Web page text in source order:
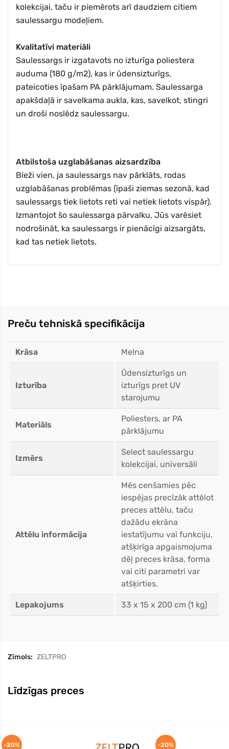
kolekcijai, taču ir piemērots arī daudziem citiem
saulessargu modeļiem.
Kvalitatīvi materiāli
Saulessargs ir izgatavots no izturīga poliestera
auduma (180 g/m2), kas ir ūdensizturīgs,
pateicoties īpašam PA pārklājumam. Saulessarga
apakšdaļā ir savelkama aukla, kas, savelkot, stingri
un droši noslēdz saulessargu.
Atbilstoša uzglabāšanas aizsardzība
Bieži vien, ja saulessargs nav pārklāts, rodas
uzglabāšanas problēmas (īpaši ziemas sezonā, kad
saulessargs tiek lietots reti vai netiek lietots vispār).
Izmantojot šo saulessarga pārvalku, Jūs varēsiet
nodrošināt, ka saulessargs ir pienācīgi aizsargāts,
kad tas netiek lietots.
Preču tehniskā specifikācija
Krāsa Melna
Izturība
Ūdensizturīgs un
izturīgs pret UV
starojumu
Materiāls
Poliesters, ar PA
pārklājumu
Izmērs
Select saulessargu
kolekcijai, universāli
Attēlu informācija
Mēs cenšamies pēc
iespējas precīzāk attēlot
preces attēlu, taču
dažādu ekrāna
iestatījumu vai funkciju,
atšķirīga apgaismojuma
dēļ preces krāsa, forma
vai citi parametri var
atšķirties.
Lepakojums 33 x 15 x 200 cm (1 kg)
Zīmols: ZELTPRO
Līdzīgas preces
-20% -20%